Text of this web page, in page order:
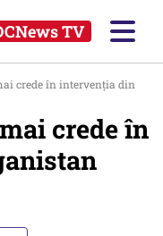
TV
crede în intervenţia din
crede în